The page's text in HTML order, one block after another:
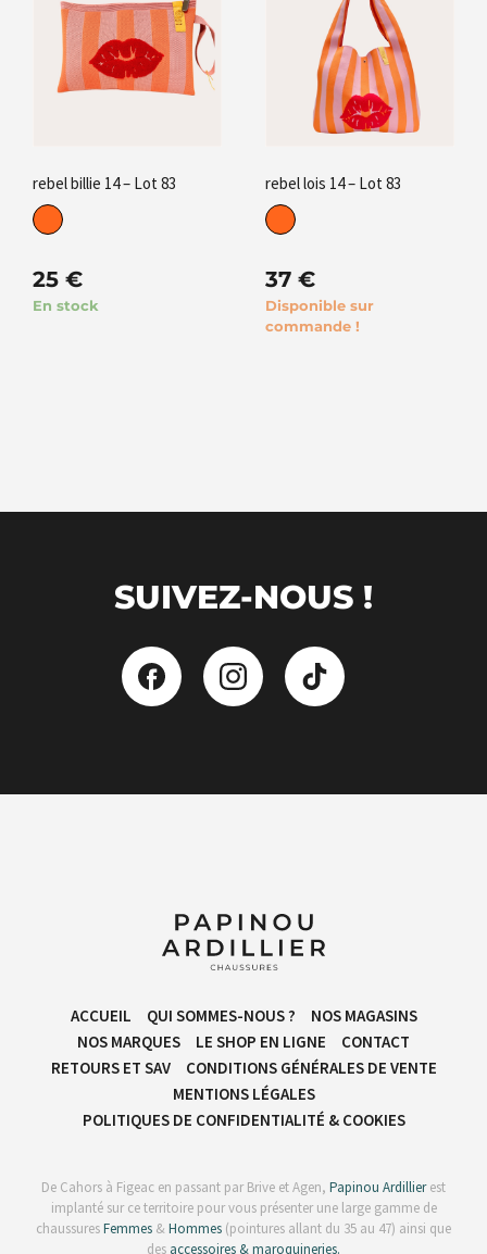
rebel billie 14 – Lot 83
25 €
En stock
rebel lois 14 – Lot 83
37 €
Disponible sur
commande !
SUIVEZ-NOUS !
ACCUEIL QUI SOMMES-NOUS ?
NOS MAGASINS
NOS MARQUES
LE SHOP EN LIGNE
CONTACT
RETOURS ET SAV
CONDITIONS GÉNÉRALES DE VENTE​
MENTIONS LÉGALES
POLITIQUES DE CONFIDENTIALITÉ & COOKIES
De Cahors à Figeac en passant par Brive et Agen, Papinou Ardillierest
implanté sur ce territoire pour vous présenter une large gamme de
chaussuresFemmes &Hommes (pointures allant du 35 au 47) ainsi que
des accessoires & maroquineries.